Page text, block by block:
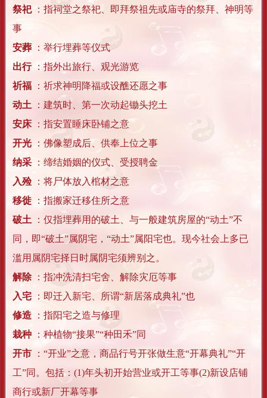
祭祀 ：指祠堂之祭祀、即拜祭祖先或庙寺的祭拜、神明等
事
安葬
：举行埋葬等仪式
出行 ：指外出旅行、观光游览
祈福
：祈求神明降福或设醮还愿之事
动土
：建筑时、第一次动起锄头挖土
安床 ：指安置睡床卧铺之意
开光
：佛像塑成后、供奉上位之事
纳采
：缔结婚姻的仪式、受授聘金
入殓
：将尸体放入棺材之意
移徙
：指搬家迁移住所之意
破土
：仅指埋葬用的破土、与一般建筑房屋的“动土”不
同，即“破土”属阴宅，“动土”属阳宅也。现今社会上多已
滥用属阴宅择日时属阴宅须辨别之。
解除 ：指冲洗清扫宅舍、解除灾厄等事
入宅
：即迁入新宅、所谓“新居落成典礼”也
修造
：指阳宅之造与修理
栽种
：种植物“接果”“种田禾”同
开市
：“开业”之意，商品行号开张做生意“开幕典礼”“开
工”同。包括：(1)年头初开始营业或开工等事(2)新设店铺
商行或新厂开幕等事